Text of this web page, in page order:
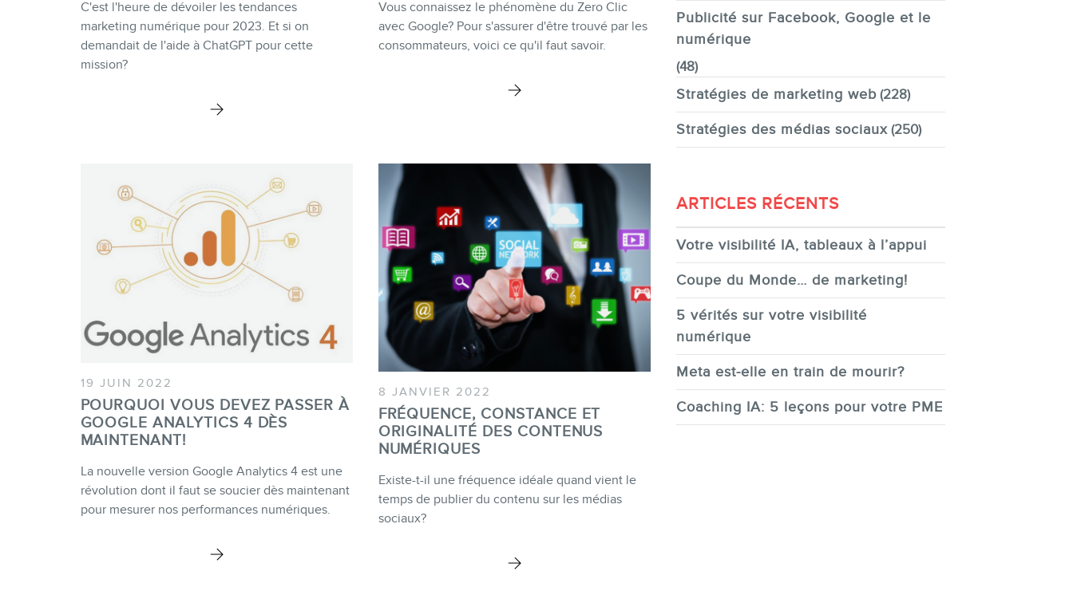
C'est l'heure de dévoiler les tendances
marketing numérique pour 2023. Et si on
demandait de l'aide à ChatGPT pour cette
mission?
Vous connaissez le phénomène du Zero Clic
avec Google? Pour s'assurer d'être trouvé par les
consommateurs, voici ce qu'il faut savoir.
19 JUIN 2022
POURQUOI VOUS DEVEZ PASSER À
GOOGLE ANALYTICS 4 DÈS
MAINTENANT!
La nouvelle version Google Analytics 4 est une
révolution dont il faut se soucier dès maintenant
pour mesurer nos performances numériques.
8 JANVIER 2022
FRÉQUENCE, CONSTANCE ET
ORIGINALITÉ DES CONTENUS
NUMÉRIQUES
Existe-t-il une fréquence idéale quand vient le
temps de publier du contenu sur les médias
sociaux?
Publicité sur Facebook, Google et le
numérique
(48)
Stratégies de marketing web(228)
Stratégies des médias sociaux(250)
ARTICLES RÉCENTS
Votre visibilité IA, tableaux à l’appui
Coupe du Monde… de marketing!
5 vérités sur votre visibilité
numérique
Meta est-elle en train de mourir?
Coaching IA: 5 leçons pour votre PME